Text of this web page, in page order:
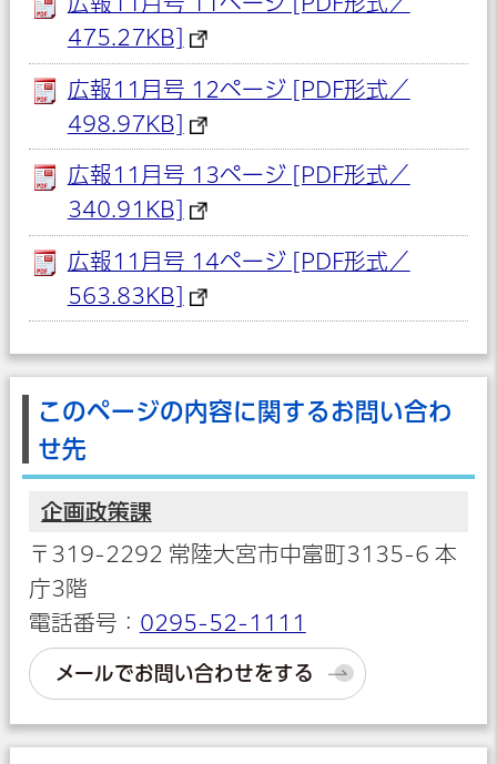
475.27KB]
広報11月号 12ページ [PDF形式／
498.97KB]
広報11月号 13ページ [PDF形式／
340.91KB]
広報11月号 14ページ [PDF形式／
563.83KB]
このページの内容に関するお問い合わ
せ先
企画政策課
〒319-2292 常陸大宮市中富町3135-6 本
庁3階
電話番号： 0295-52-1111
メールでお問い合わせをする